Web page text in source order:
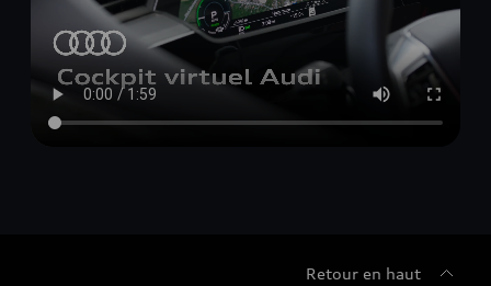
Retour en haut